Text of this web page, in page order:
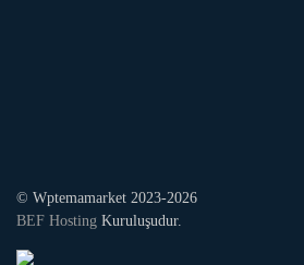
© Wptemamarket 2023-2026
BEF Hosting Kuruluşudur.